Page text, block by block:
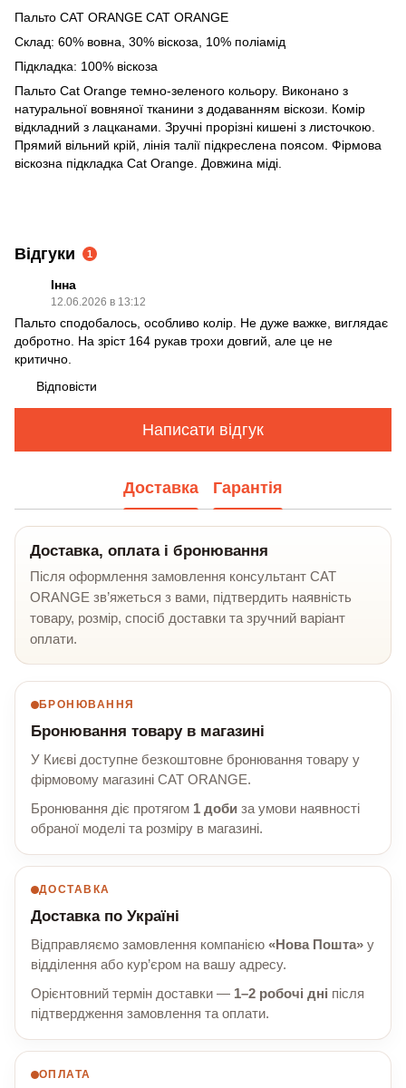
Пальто CAT ORANGE CAT ORANGE
Склад: 60% вовна, 30% віскоза, 10% поліамід
Підкладка: 100% віскоза
Пальто Cat Orange темно-зеленого кольору. Виконано з
натуральної вовняної тканини з додаванням віскози. Комір
відкладний з лацканами. Зручні прорізні кишені з листочкою.
Прямий вільний крій, лінія талії підкреслена поясом. Фірмова
віскозна підкладка Cat Orange. Довжина міді.
Відгуки 1
Інна
12.06.2026 в 13:12
Пальто сподобалось, особливо колір. Не дуже важке, виглядає
добротно. На зріст 164 рукав трохи довгий, але це не
критично.
Відповісти
Написати відгук
Доставка Гарантія
Доставка, оплата і бронювання
Після оформлення замовлення консультант CAT
ORANGE зв’яжеться з вами, підтвердить наявність
товару, розмір, спосіб доставки та зручний варіант
оплати.
БРОНЮВАННЯ
Бронювання товару в магазині
У Києві доступне безкоштовне бронювання товару у
фірмовому магазині CAT ORANGE.
Бронювання діє протягом 1 доби за умови наявності
обраної моделі та розміру в магазині.
ДОСТАВКА
Доставка по Україні
Відправляємо замовлення компанією «Нова Пошта» у
відділення або кур’єром на вашу адресу.
Орієнтовний термін доставки — 1–2 робочі дні після
підтвердження замовлення та оплати.
ОПЛАТА